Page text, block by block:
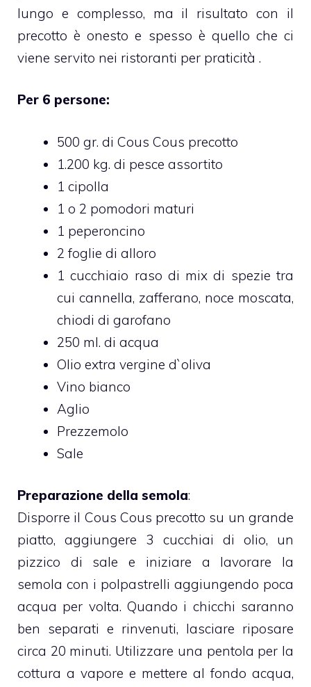
lungo e complesso, ma il risultato con il
precotto è onesto e spesso è quello che ci
viene servito nei ristoranti per praticità .
Per 6 persone:
500 gr. di Cous Cous precotto
1.200 kg. di pesce assortito
1 cipolla
1 o 2 pomodori maturi
1 peperoncino
2 foglie di alloro
1 cucchiaio raso di mix di spezie tra
cui cannella, zafferano, noce moscata,
chiodi di garofano
250 ml. di acqua
Olio extra vergine d`oliva
Vino bianco
Aglio
Prezzemolo
Sale
Preparazione della semola:
Disporre il Cous Cous precotto su un grande
piatto, aggiungere 3 cucchiai di olio, un
pizzico di sale e iniziare a lavorare la
semola con i polpastrelli aggiungendo poca
acqua per volta. Quando i chicchi saranno
ben separati e rinvenuti, lasciare riposare
circa 20 minuti. Utilizzare una pentola per la
cottura a vapore e mettere al fondo acqua,